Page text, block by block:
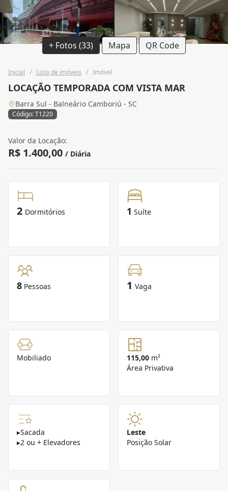
+ Fotos (33) Mapa QR Code
Inicial / Lista de imóveis / Imóvel
LOCAÇÃO TEMPORADA COM VISTA MAR
Barra Sul - Balneário Camboriú - SC
Código: T1220
Valor da Locação:
R$ 1.400,00 / Diária
2 Dormitórios 1 Suíte
8 Pessoas 1 Vaga
Mobiliado 115,00 m²
Área Privativa
▸Sacada
▸2 ou + Elevadores
Leste
Posição Solar